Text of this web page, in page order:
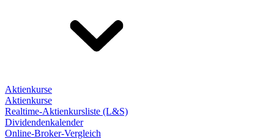
Aktienkurse
Aktienkurse
Realtime-Aktienkursliste (L&S)
Dividendenkalender
Online-Broker-Vergleich